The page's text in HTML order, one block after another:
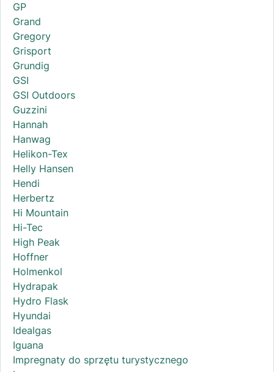
GP
Grand
Gregory
Grisport
Grundig
GSI
GSI Outdoors
Guzzini
Hannah
Hanwag
Helikon-Tex
Helly Hansen
Hendi
Herbertz
Hi Mountain
Hi-Tec
High Peak
Hoffner
Holmenkol
Hydrapak
Hydro Flask
Hyundai
Idealgas
Iguana
Impregnaty do sprzętu turystycznego